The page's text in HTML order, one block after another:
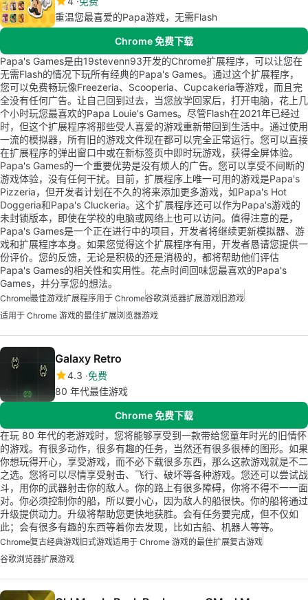
重温您最喜爱的Papa游戏，无需Flash
Chrome 免费下载
Papa's Games是由19stevenn93开发的Chrome扩展程序，可以让您在
无需Flash的情况下玩所有经典的Papa's Games。通过这个扩展程序，
您可以免费畅玩像Freezeria、Scooperia、Cupcakeria等游戏，而且完
全没有任何广告。让自己回到过去，当您放学回家后，打开电脑，花上几
个小时玩您最喜欢的Papa Louie's Games。尽管Flash在2021年已经过
时，但这个扩展程序将那些受人喜爱的游戏重新带回到生活中。通过使用
一流的模拟器，所有旧的游戏文件现在都可以完全正常运行。您可以直接
在扩展程序的弹出窗口中或在新标签页中即时玩游戏，获得全屏体验。
Papa's Games的一个重要优势是没有烦人的广告。您可以享受不间断的
游戏体验，没有任何干扰。目前，扩展程序上唯一可用的游戏是Papa's
Pizzeria，但开发者计划在不久的将来添加更多游戏，如Papa's Hot
Doggeria和Papa's Cluckeria。这个扩展程序还可以作为Papa's游戏的
未封锁版本，即使在学校的电脑或网络上也可以访问。值得注意的是，
Papa's Games是一个正在进行中的项目，开发者将继续更新模拟器、游
戏和扩展程序本身。如果您觉得这个扩展程序有用，开发者恳请您提供一
份评价。您的反馈，无论是积极的还是消极的，都将帮助他们评估
Papa's Games的相关性和实用性。花点时间回味您最喜欢的Papa's
Games，并分享您的想法。
Chrome最佳游戏扩展程序用于 Chrome谷歌浏览器扩展游戏旧游戏
适用于 Chrome 游戏的最佳扩展浏览器游戏
Galaxy Retro
4.3 免费
80 年代最佳游戏
Chrome 免费下载
在玩 80 年代的老游戏时，您将能够享受到一款带给您童年时光的旧情怀
的游戏。有很多动作，很多有趣的任务，当然还有很多很棒的图形。如果
你想玩得开心，享受游戏，而不必下载很多东西，那么这款游戏就是不二
之选。您将可以尽情享受射击、飞行、破坏等各种游戏。您还可以尝试战
斗，用你的武器射击你的敌人。你的路上有很多障碍，你将不得不一一面
对。你必须控制你的船，所以要小心，因为敌人的船很快。你的船将通过
升级提供动力。升级将帮助您更快地获胜。会有任务要完成，但不仅如
此；会有很多有趣的东西等着你去发现，比如古船、机器人等等。
Chrome复古经典游戏旧式游戏适用于 Chrome 游戏的最佳扩展复古游戏
谷歌浏览器扩展游戏